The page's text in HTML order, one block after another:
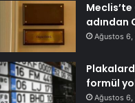
Meclis’te
adından
Ağustos 6,
formül
Ağustos 6,